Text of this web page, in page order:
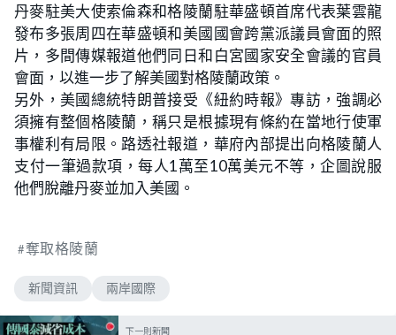
:
5
4
.
5
5
%
丹麥駐美大使索倫森和格陵蘭駐華盛頓首席代表葉雲龍
發布多張周四在華盛頓和美國國會跨黨派議員會面的照
片，多間傳媒報道他們同日和白宮國家安全會議的官員
會面，以進一步了解美國對格陵蘭政策。
另外，美國總統特朗普接受《紐約時報》專訪，強調必
須擁有整個格陵蘭，稱只是根據現有條約在當地行使軍
事權利有局限。路透社報道，華府內部提出向格陵蘭人
支付一筆過款項，每人1萬至10萬美元不等，企圖說服
他們脫離丹麥並加入美國。
奪取格陵蘭
新聞資訊 兩岸國際
下一則新聞